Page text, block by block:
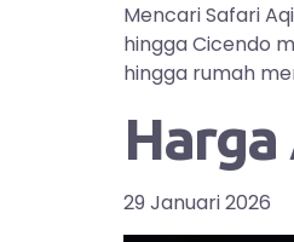
Mencari Safari
hingga Cicendo
hingga rumah
29 Januari 2026